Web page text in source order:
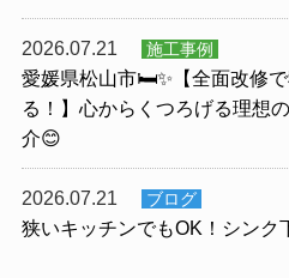
2026.07.21 施工事例
愛媛県松山市🛏️✨【全面改修
る！】心からくつろげる理想
介😊
2026.07.21 ブログ
狭いキッチンでもOK！シンク